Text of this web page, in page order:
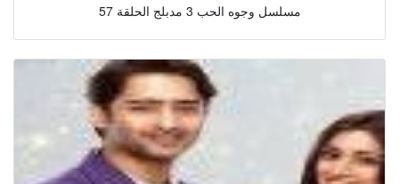
مسلسل وجوه الحب 3 مدبلج الحلقة 57